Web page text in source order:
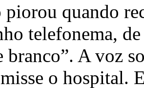
piorou quando
telefonema,
branco”. A voz
o